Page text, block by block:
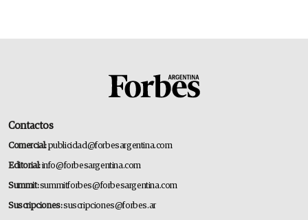
Contactos
Comercial:publicidad@forbesargentina.com
Editorial:info@forbesargentina.com
Summit:summitforbes@forbesargentina.com
Suscripciones:suscripciones@forbes.ar